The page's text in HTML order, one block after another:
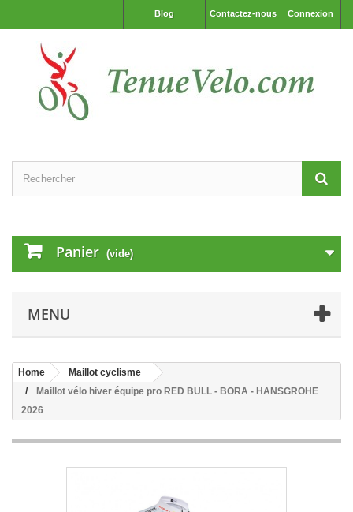
Connexion
Contactez-nous
Blog
Panier (vide)
MENU
Home
Maillot cyclisme
Maillot vélo hiver équipe pro RED BULL - BORA - HANSGROHE
2026